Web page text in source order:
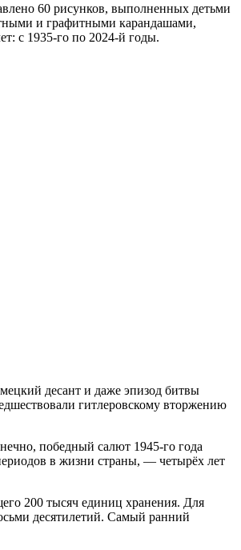
60 рисунков, выполненных детьми
и графитными карандашами,
с 1935-го по 2024-й годы.
десант и даже эпизод битвы
гитлеровскому вторжению
победный салют 1945-го года
в жизни страны, — четырёх лет
200 тысяч единиц хранения. Для
десятилетий. Самый ранний